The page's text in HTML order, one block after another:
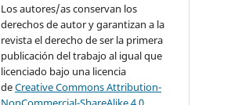
Los autores/as conservan los
derechos de autor y garantizan a la
revista el derecho de ser la primera
publicación del trabajo al igual que
licenciado bajo una licencia
deCreative Commons Attribution-